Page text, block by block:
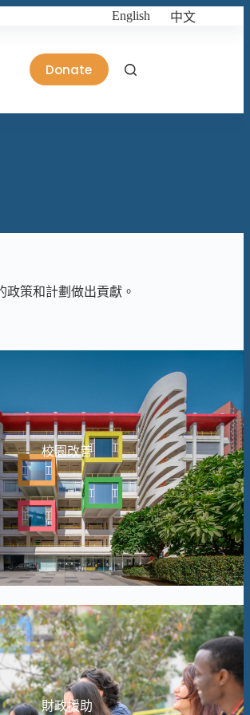
English 中文
Donate
策和計劃做出貢獻。
校園改善
財政援助